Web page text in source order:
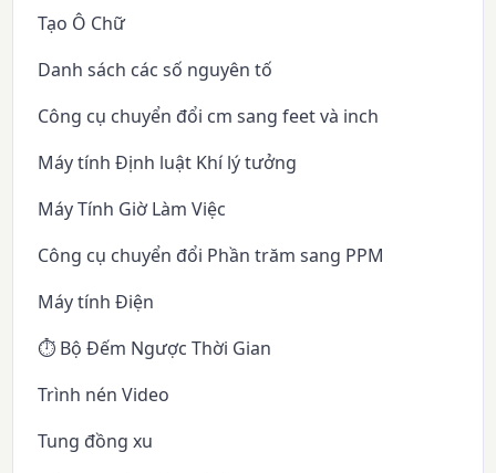
Tạo Ô Chữ
Danh sách các số nguyên tố
Công cụ chuyển đổi cm sang feet và inch
Máy tính Định luật Khí lý tưởng
Máy Tính Giờ Làm Việc
Công cụ chuyển đổi Phần trăm sang PPM
Máy tính Điện
⏱️ Bộ Đếm Ngược Thời Gian
Trình nén Video
Tung đồng xu